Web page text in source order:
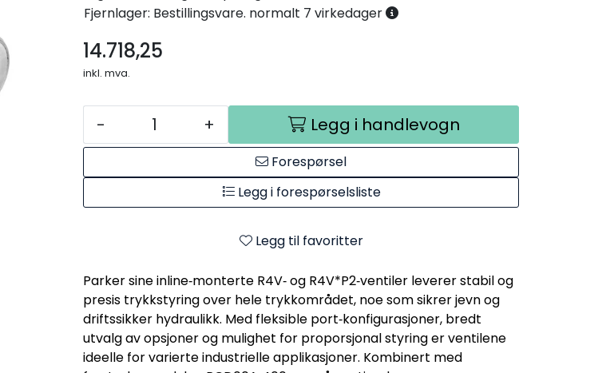
Fjernlager: Bestillingsvare. normalt 7 virkedager
14.718,25
inkl. mva.
- + Legg i handlevogn
Forespørsel
Legg i forespørselsliste
Legg til favoritter
Parker sine inline‑monterte R4V‑ og R4V*P2‑ventiler leverer stabil og
presis trykkstyring over hele trykkområdet, noe som sikrer jevn og
driftssikker hydraulikk. Med fleksible port‑konfigurasjoner, bredt
utvalg av opsjoner og mulighet for proporsjonal styring er ventilene
ideelle for varierte industrielle applikasjoner. Kombinert med